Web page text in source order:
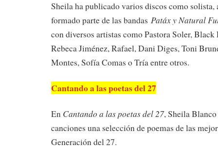
Sheila ha publicado varios discos como solista,
formado parte de las bandas Patáx y Natural
con diversos artistas como Pastora Soler,
Rebeca Jiménez, Rafael, Dani Diges, Toni
Montes, Sofía Comas o Tría entre otros.
Cantando a las poetas del 27
En Cantando a las poetas del 27, Sheila
canciones una selección de poemas de las
Generación del 27.